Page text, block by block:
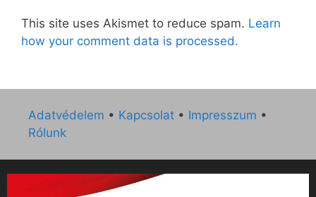
This site uses Akismet to reduce spam. Learn
how your comment data is processed.
Adatvédelem • Kapcsolat • Impresszum •
Rólunk